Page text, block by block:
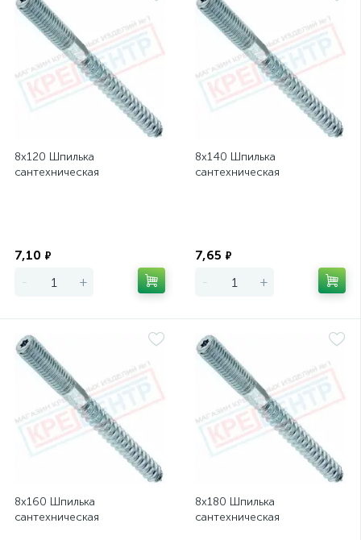
8х120 Шпилька
сантехническая
7,10 ₽
- +
8х140 Шпилька
сантехническая
7,65 ₽
- +
8х160 Шпилька
сантехническая
8х180 Шпилька
сантехническая